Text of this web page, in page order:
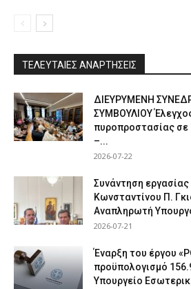
ΤΕΛΕΥΤΑΙΕΣ ΑΝΑΡΤΗΣΕΙΣ
ΔΙΕΥΡΥΜΕΝΗ
ΣΥΜΒΟΥΛΙΟΥ
πυροπροστασίας
–...
2026-07-22
Συνάντηση
Κωνσταντίνου Π.
Αναπληρωτή
2026-07-21
Έναρξη του έργου
προϋπολογισμό
Υπουργείο